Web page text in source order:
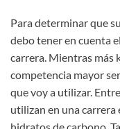
Para determinar que
debo tener en cuenta
carrera. Mientras más
competencia mayor
que voy a utilizar.
utilizan en una carrera